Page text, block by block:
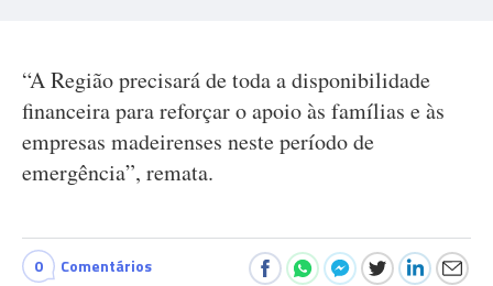
“A Região precisará de toda a disponibilidade
financeira para reforçar o apoio às famílias e às
empresas madeirenses neste período de
emergência”, remata.
0 Comentários